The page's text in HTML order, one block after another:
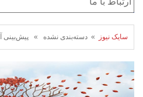
سایک نیوز » دسته‌بندی نشده » پیش‌بینی